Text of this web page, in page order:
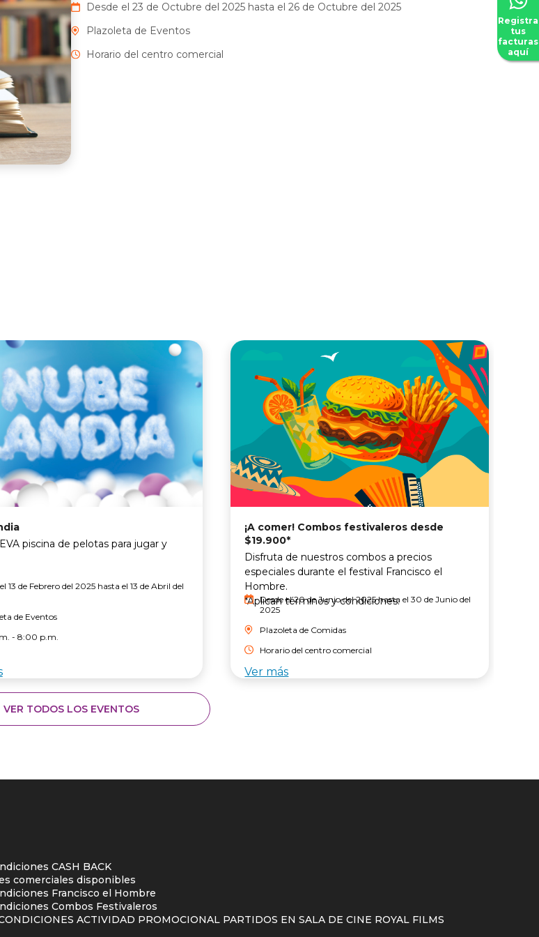
Desde el 23 de Octubre del 2025 hasta el 26 de Octubre del 2025
Plazoleta de Eventos
Horario del centro comercial
piscina de pelotas para jugar y
13 de Febrero del 2025 hasta el 13 de Abril del
de Eventos
- 8:00 p.m.
¡A comer! Combos festivaleros desde
$19.900*
Disfruta de nuestros combos a precios
especiales durante el festival Francisco el
Hombre.
*Aplican términos y condiciones.
Desde el 20 de Junio del 2025 hasta el 30 de Junio del
2025
Plazoleta de Comidas
Horario del centro comercial
Ver más
VER TODOS LOS EVENTOS
CASH BACK
comerciales disponibles
Francisco el Hombre
Combos Festivaleros
ACTIVIDAD PROMOCIONAL PARTIDOS EN SALA DE CINE ROYAL FILMS
Registra
tus
facturas
aquí